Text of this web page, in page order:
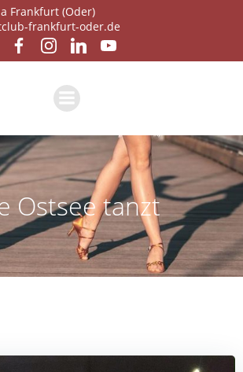
Zum
Inhalt
springen
Frankfurt (Oder)
frankfurt-oder.de
Ostsee tanzt